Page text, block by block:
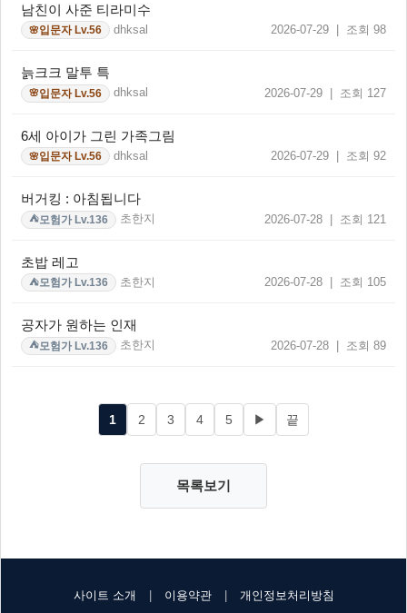
남친이 사준 티라미수
🌸입문자 Lv.56 dhksal 2026-07-29 | 조회 98
늙크크 말투 특
🌸입문자 Lv.56 dhksal 2026-07-29 | 조회 127
6세 아이가 그린 가족그림
🌸입문자 Lv.56 dhksal 2026-07-29 | 조회 92
버거킹 : 아침됩니다
⛺모험가 Lv.136 초한지 2026-07-28 | 조회 121
초밥 레고
⛺모험가 Lv.136 초한지 2026-07-28 | 조회 105
공자가 원하는 인재
⛺모험가 Lv.136 초한지 2026-07-28 | 조회 89
1 2 3 4 5 ▶ 끝
목록보기
사이트 소개 이용약관 개인정보처리방침